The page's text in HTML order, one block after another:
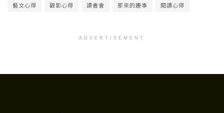
藝文心得 觀影心得 讀書會 那來的趣事 閱讀心得
ADVERTISEMENT